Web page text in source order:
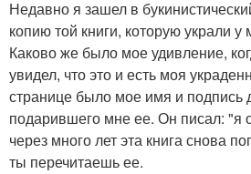
Недавно я зашел в
копию той книги, которую украли у
Каково же было мое удивление,
увидел, что это и есть моя
странице было мое имя и подпись
подарившего мне ее. Он писал: "я
через много лет эта книга снова
ты перечитаешь ее.